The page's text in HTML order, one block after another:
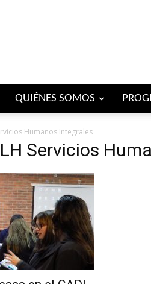
QUIÉNES SOMOS
Humanos Integrales
Servicios